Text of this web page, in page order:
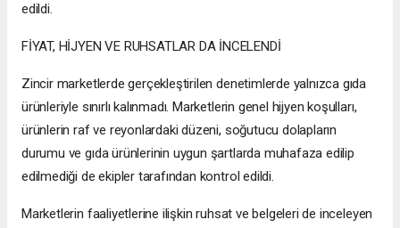
edildi.
FİYAT, HİJYEN VE RUHSATLAR DA İNCELENDİ
Zincir marketlerde gerçekleştirilen denetimlerde yalnızca gıda
ürünleriyle sınırlı kalınmadı. Marketlerin genel hijyen koşulları,
ürünlerin raf ve reyonlardaki düzeni, soğutucu dolapların
durumu ve gıda ürünlerinin uygun şartlarda muhafaza edilip
edilmediği de ekipler tarafından kontrol edildi.
Marketlerin faaliyetlerine ilişkin ruhsat ve belgeleri de inceleyen